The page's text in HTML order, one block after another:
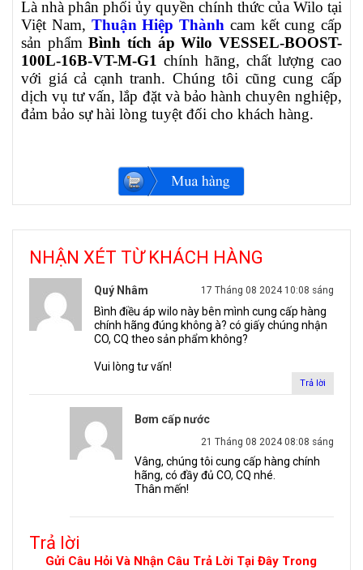
Là nhà phân phối ủy quyền chính thức của Wilo tại
Việt Nam, Thuận Hiệp Thành cam kết cung cấp
sản phẩmBình tích áp Wilo VESSEL-BOOST-
100L-16B-VT-M-G1 chính hãng, chất lượng cao
với giá cả cạnh tranh. Chúng tôi cũng cung cấp
dịch vụ tư vấn, lắp đặt và bảo hành chuyên nghiệp,
đảm bảo sự hài lòng tuyệt đối cho khách hàng.
NHẬN XÉT TỪ KHÁCH HÀNG
Quý Nhâm 17 Tháng 08 2024 10:08 sáng
Bình điều áp wilo này bên mình cung cấp hàng
chính hãng đúng không à? có giấy chúng nhận
CO, CQ theo sản phẩm không?
Vui lòng tư vấn!
Trả lời
Bơm cấp nước
21 Tháng 08 2024 08:08 sáng
Vâng, chúng tôi cung cấp hàng chính
hãng, có đầy đủ CO, CQ nhé.
Thân mến!
Trả lời
Gửi Câu Hỏi Và Nhận Câu Trả Lời Tại Đây Trong